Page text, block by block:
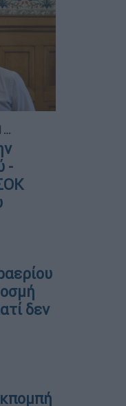
-
δεν